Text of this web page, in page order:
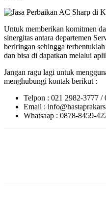
Untuk memberikan komitmen
sinergitas antara departemen
beriringan sehingga
dan bisa di dapatkan melalui
Jangan ragu lagi untuk
menghubungi kontak berikut :
Telpon : 021 2982-3777 /
Email :
Whatsaap : 0878-8459-